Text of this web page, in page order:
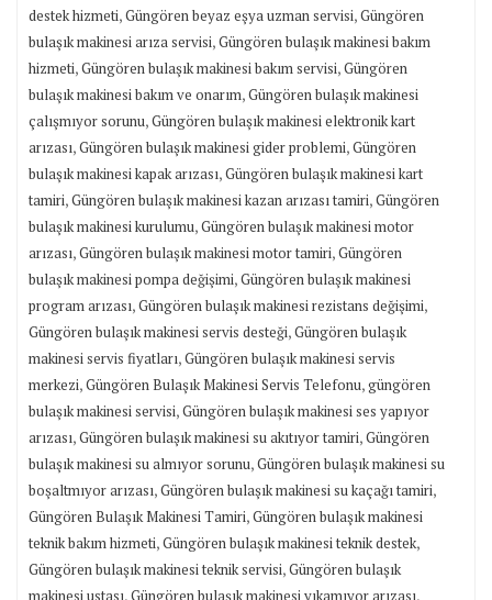
destek hizmeti,Güngören beyaz eşya uzman servisi,Güngören
bulaşık makinesi arıza servisi,Güngören bulaşık makinesi bakım
hizmeti,Güngören bulaşık makinesi bakım servisi,Güngören
bulaşık makinesi bakım ve onarım,Güngören bulaşık makinesi
çalışmıyor sorunu,Güngören bulaşık makinesi elektronik kart
arızası,Güngören bulaşık makinesi gider problemi,Güngören
bulaşık makinesi kapak arızası,Güngören bulaşık makinesi kart
tamiri,Güngören bulaşık makinesi kazan arızası tamiri,Güngören
bulaşık makinesi kurulumu,Güngören bulaşık makinesi motor
arızası,Güngören bulaşık makinesi motor tamiri,Güngören
bulaşık makinesi pompa değişimi,Güngören bulaşık makinesi
program arızası,Güngören bulaşık makinesi rezistans değişimi,
Güngören bulaşık makinesi servis desteği,Güngören bulaşık
makinesi servis fiyatları,Güngören bulaşık makinesi servis
merkezi,Güngören Bulaşık Makinesi Servis Telefonu,güngören
bulaşık makinesi servisi,Güngören bulaşık makinesi ses yapıyor
arızası,Güngören bulaşık makinesi su akıtıyor tamiri,Güngören
bulaşık makinesi su almıyor sorunu,Güngören bulaşık makinesi su
boşaltmıyor arızası,Güngören bulaşık makinesi su kaçağı tamiri,
Güngören Bulaşık Makinesi Tamiri,Güngören bulaşık makinesi
teknik bakım hizmeti,Güngören bulaşık makinesi teknik destek,
Güngören bulaşık makinesi teknik servisi,Güngören bulaşık
makinesi ustası,Güngören bulaşık makinesi yıkamıyor arızası,